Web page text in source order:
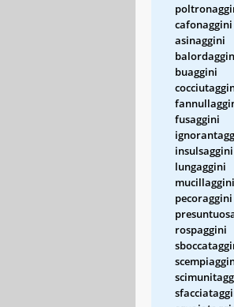
cafonaggini
asinaggini
buaggini
fusaggini
insulsaggini
lungaggini
mucillaggini
pecoraggini
rospaggini